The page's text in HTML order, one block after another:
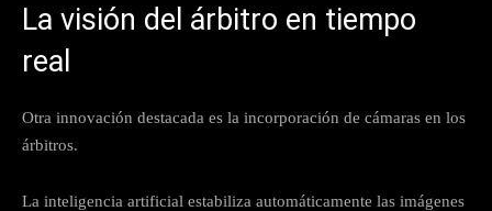
La visión del árbitro en tiempo
real
Otra innovación destacada es la incorporación de cámaras en los
árbitros.
La inteligencia artificial estabiliza automáticamente las imágenes